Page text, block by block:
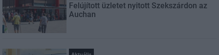
Felújított üzletet nyitott Szekszárdon az
Auchan